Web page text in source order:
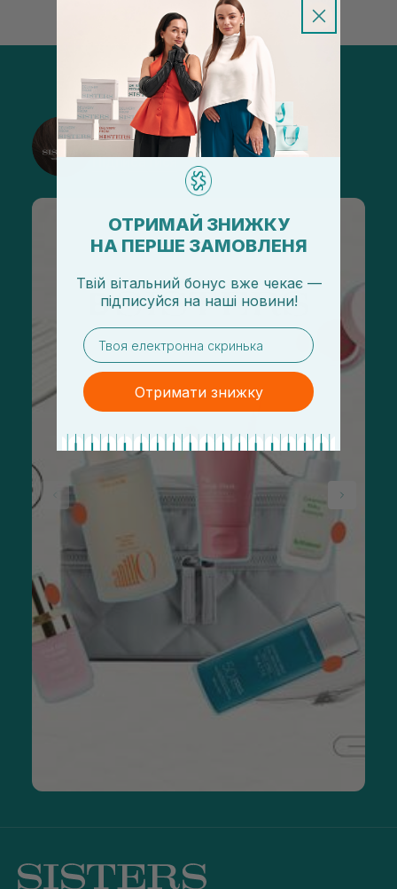
@sisters_stelmakh в Instagram
Підписатися
ОТРИМАЙ ЗНИЖКУ
НА ПЕРШЕ ЗАМОВЛЕНЯ
Твій вітальний бонус вже чекає —
підписуйся на наші новини!
email
Отримати знижку